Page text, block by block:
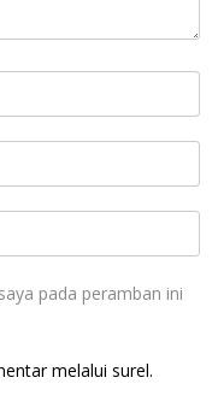
pada peramban ini
melalui surel.